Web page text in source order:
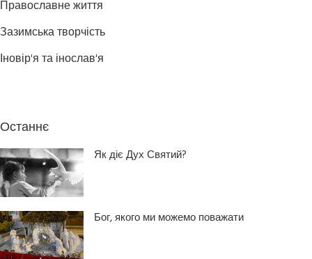
Православне життя
Зазимська творчість
Іновір'я та інослав'я
Останнє
Як діє Дух Святий?
Бог, якого ми можемо поважати